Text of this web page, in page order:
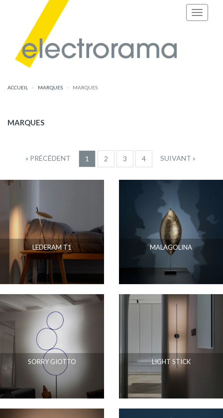
ACCUEIL MARQUES MARQUES
MARQUES
« PRÉCÉDENT 1 2 3 4 SUIVANT »
LEDERAM T1 MALAGOLINA
SORRY GIOTTO LIGHT STICK